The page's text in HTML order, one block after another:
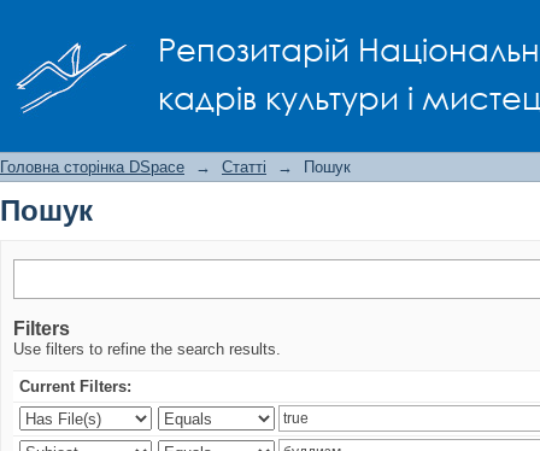
Репозитарій
кадрів культури і
Головна сторінка DSpace → Статті → Пошук
Пошук
Filters
Use filters to refine the search results.
Current Filters: